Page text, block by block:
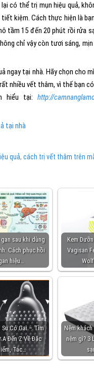
có thể trị mụn hiệu quả,
kiệm. Cách thực hiện là
tầm 15 đến 20 phút rồi rửa
chỉ vậy còn tươi sáng,
ngay tại nhà. Hãy chọn cho
nhiều vết thâm, vì thế bạn
hiểu tại: http://
tại nhà
quả, cách trị vết thâm trên
sau khi dùng
Cách phục hồi
hiệu…
Kem
Vagisan
Su Có Gai – Tìm
A Đến Z Về Đặc
Tác…
Nệm
nệm gì? 3